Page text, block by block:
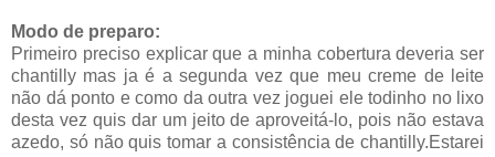
Modo de preparo:
Primeiro preciso explicar que a minha cobertura deveria ser
chantilly mas ja é a segunda vez que meu creme de leite
não dá ponto e como da outra vez joguei ele todinho no lixo
desta vez quis dar um jeito de aproveitá-lo, pois não estava
azedo, só não quis tomar a consistência de chantilly.Estarei